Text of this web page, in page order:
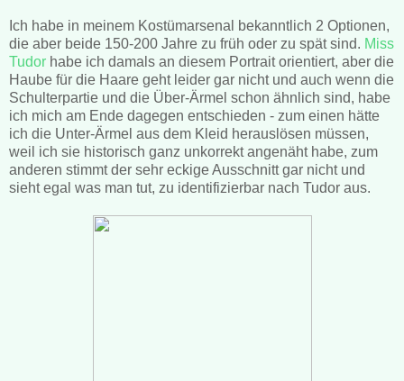
Ich habe in meinem Kostümarsenal bekanntlich 2 Optionen,
die aber beide 150-200 Jahre zu früh oder zu spät sind. Miss
Tudor habe ich damals an diesem Portrait orientiert, aber die
Haube für die Haare geht leider gar nicht und auch wenn die
Schulterpartie und die Über-Ärmel schon ähnlich sind, habe
ich mich am Ende dagegen entschieden - zum einen hätte
ich die Unter-Ärmel aus dem Kleid herauslösen müssen,
weil ich sie historisch ganz unkorrekt angenäht habe, zum
anderen stimmt der sehr eckige Ausschnitt gar nicht und
sieht egal was man tut, zu identifizierbar nach Tudor aus.